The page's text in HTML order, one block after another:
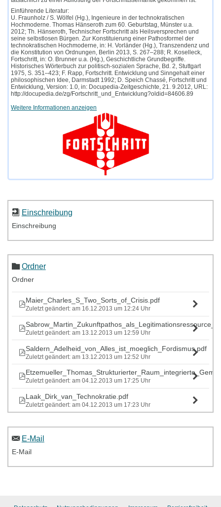
Einführende Literatur:
U. Fraunholz / S. Wölfel (Hg.), Ingenieure in der technokratischen
Hochmoderne. Thomas Hänseroth zum 60. Geburtstag, Münster u.a.
2012; Th. Hänseroth, Technischer Fortschritt als Heilsversprechen und
seine selbstlosen Bürgen. Zur Konstituierung einer Pathosformel der
technokratischen Hochmoderne, in: H. Vorländer (Hg.), Transzendenz und
die Konstitution von Ordnungen, Berlin 2013, S. 267–288; R. Koselleck,
Fortschritt, in: O. Brunner u.a. (Hg.), Geschichtliche Grundbegriffe.
Historisches Wörterbuch zur politisch-sozialen Sprache, Bd. 2, Stuttgart
1975, S. 351–423; F. Rapp, Fortschritt. Entwicklung und Sinngehalt einer
philosophischen Idee, Darmstadt 1992; D. Speich Chassé, Fortschritt und
Entwicklung, Version: 1.0, in: Docupedia-Zeitgeschichte, 21. 9.2012, URL:
http://docupedia.de/zg/Fortschritt_und_Entwicklung?oldid=84606.89
Weitere Informationen anzeigen
Einschreibung
Einschreibung
Ordner
Ordner
Maier_Charles_S_Two_Sorts_of_Crisis.pdf
Zuletzt geändert: am 16.12.2013 um 12:24 Uhr
Zuletzt geändert: am 13.12.2013 um 12:59 Uhr
Saldern_Adelheid_von_Alles_ist_moeglich_Fordismus.pdf
Zuletzt geändert: am 13.12.2013 um 12:52 Uhr
Zuletzt geändert: am 04.12.2013 um 17:25 Uhr
Laak_Dirk_van_Technokratie.pdf
Zuletzt geändert: am 04.12.2013 um 17:23 Uhr
E-Mail
E-Mail